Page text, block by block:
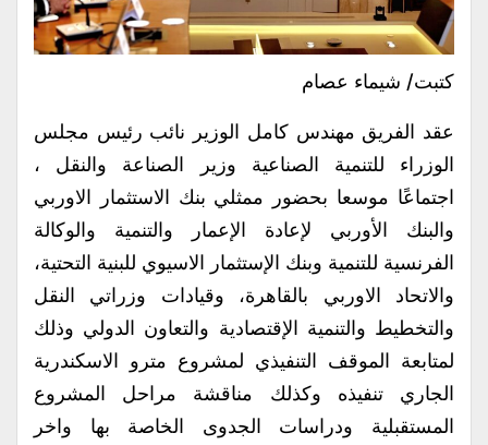
كتبت/ شيماء عصام
عقد الفريق مهندس كامل الوزير نائب رئيس مجلس
الوزراء للتنمية الصناعية وزير الصناعة والنقل ،
اجتماعًا موسعا بحضور ممثلي بنك الاستثمار الاوربي
والبنك الأوربي لإعادة الإعمار والتنمية والوكالة
الفرنسية للتنمية وبنك الإستثمار الاسيوي للبنية التحتية،
والاتحاد الاوربي بالقاهرة، وقيادات وزراتي النقل
والتخطيط والتنمية الإقتصادية والتعاون الدولي وذلك
لمتابعة الموقف التنفيذي لمشروع مترو الاسكندرية
الجاري تنفيذه وكذلك مناقشة مراحل المشروع
المستقبلية ودراسات الجدوى الخاصة بها واخر